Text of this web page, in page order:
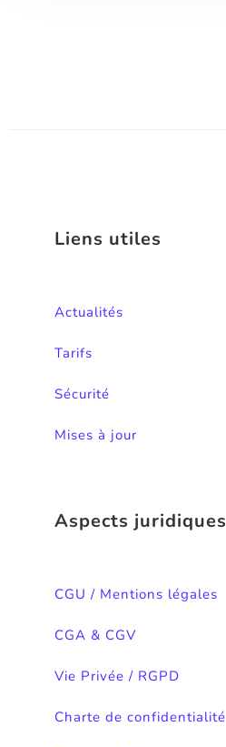
Liens utiles
Actualités
Tarifs
Sécurité
Mises à jour
Aspects juridiques
CGU / Mentions légales
CGA & CGV
Vie Privée / RGPD
Charte de confidentialité